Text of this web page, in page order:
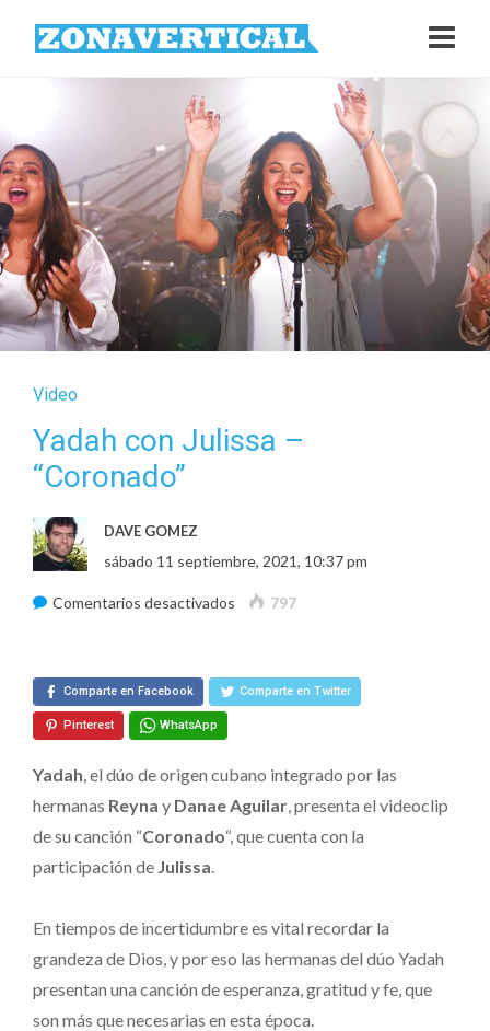
Video
Yadah con Julissa –
“Coronado”
DAVE GOMEZ
sábado 11 septiembre, 2021, 10:37 pm
Comentarios desactivados en
Julissa
797
Comparte en Facebook Comparte en Twitter
Pinterest WhatsApp
Yadah, el dúo de origen cubano integrado por las
hermanas Reyna y DanaeAguilar, presenta el videoclip
de su canción “Coronado“, que cuenta con la
participación de Julissa.
En tiempos de incertidumbre es vital recordar la
grandeza de Dios, y por eso las hermanas del dúo Yadah
presentan una canción de esperanza, gratitud y fe, que
son más que necesarias en esta época.